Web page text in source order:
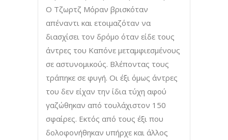
Ο Τζωρτζ Μόραν βρισκόταν
απέναντι και ετοιμαζόταν να
διασχίσει τον δρόμο όταν είδε τους
άντρες του Καπόνε μεταμφιεσμένους
σε αστυνομικούς. Βλέποντας τους
τράπηκε σε φυγή. Οι έξι όμως άντρες
του δεν είχαν την ίδια τύχη αφού
γαζώθηκαν από τουλάχιστον 150
σφαίρες. Εκτός από τους έξι που
δολοφονήθηκαν υπήρχε και άλλος